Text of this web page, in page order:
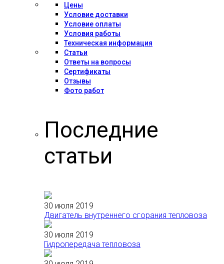
Цены
Условие доставки
Условие оплаты
Условия работы
Техническая информация
Статьи
Ответы на вопросы
Сертификаты
Отзывы
Фото работ
Последние
статьи
30 июля 2019
Двигатель внутреннего сгорания тепловоза
30 июля 2019
Гидропередача тепловоза